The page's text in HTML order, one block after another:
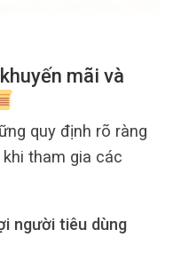
mãi và
quy định rõ ràng
tham gia các
người tiêu dùng